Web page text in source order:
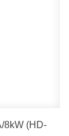
8kW (HD-